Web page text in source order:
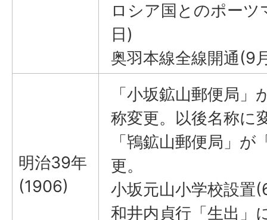
ロシア国とのポー
日)
奥羽本線全線開通(9
明治39年
(1906)
「小坂鉱山郵便局
称変更。以後名称に
「鴇鉱山郵便局」
更。
小坂元山小学校設置
和井内貞行「生出」